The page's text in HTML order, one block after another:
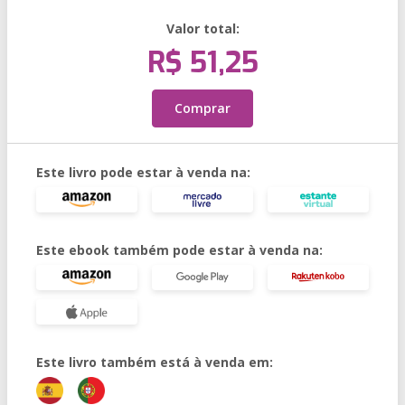
Valor total:
R$ 51,25
Comprar
Este livro pode estar à venda na:
Este ebook também pode estar à venda na:
Este livro também está à venda em: